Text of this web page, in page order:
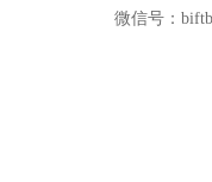
微信号：